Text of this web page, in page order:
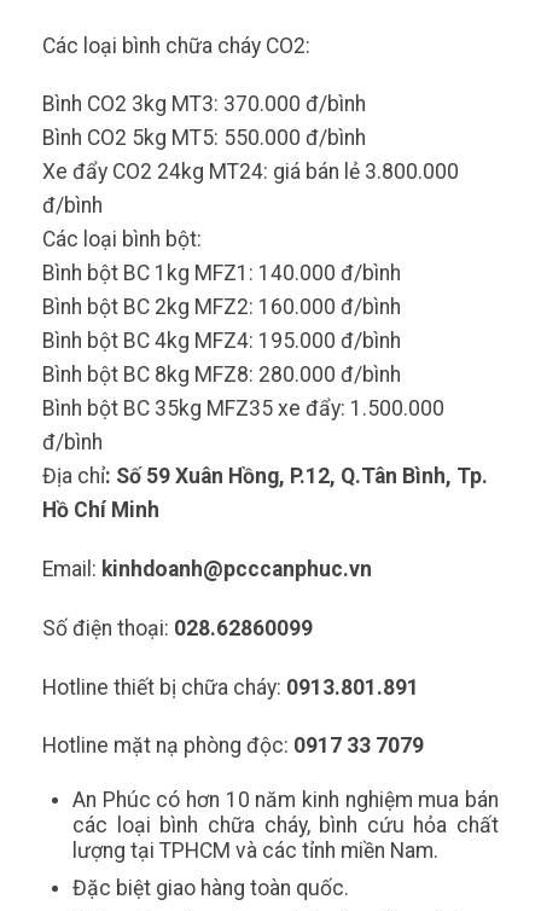
Các loại bình chữa cháy CO2:
Bình CO2 3kg MT3: 370.000 đ/bình
Bình CO2 5kg MT5: 550.000 đ/bình
Xe đẩy CO2 24kg MT24: giá bán lẻ 3.800.000
đ/bình
Các loại bình bột:
Bình bột BC 1kg MFZ1: 140.000 đ/bình
Bình bột BC 2kg MFZ2: 160.000 đ/bình
Bình bột BC 4kg MFZ4: 195.000 đ/bình
Bình bột BC 8kg MFZ8: 280.000 đ/bình
Bình bột BC 35kg MFZ35 xe đẩy: 1.500.000
đ/bình
Địa chỉ: Số 59 Xuân Hồng, P.12, Q.Tân Bình, Tp.
Hồ Chí Minh
Email: kinhdoanh@pcccanphuc.vn
Số điện thoại: 028.62860099
Hotline thiết bị chữa cháy: 0913.801.891
Hotline mặt nạ phòng độc: 0917 33 7079
An Phúc có hơn 10 năm kinh nghiệm mua bán
các loại bình chữa cháy, bình cứu hỏa chất
lượng tại TPHCM và các tỉnh miền Nam.
Đặc biệt giao hàng toàn quốc.